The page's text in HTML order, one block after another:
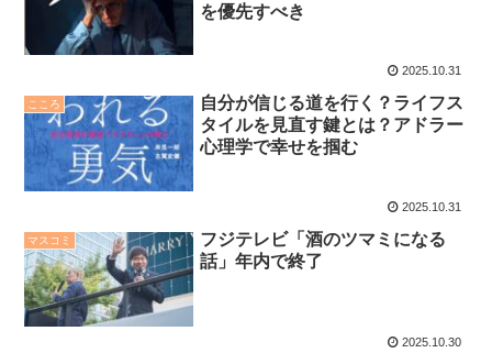
を優先すべき
2025.10.31
こころ
自分が信じる道を行く？ライフス
タイルを見直す鍵とは？アドラー
心理学で幸せを掴む
2025.10.31
マスコミ
フジテレビ「酒のツマミになる
話」年内で終了
2025.10.30